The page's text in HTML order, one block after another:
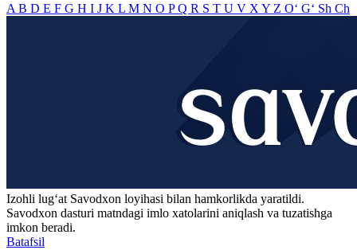
A B D E F G H I J K L M N O PQ R S T U V X Y Z O‘ G‘ Sh Ch
Izohli lugʻat Savodxon loyihasi bilan hamkorlikda yaratildi.
Savodxon dasturi matndagi imlo xatolarini aniqlash va tuzatishga
imkon beradi.
Batafsil